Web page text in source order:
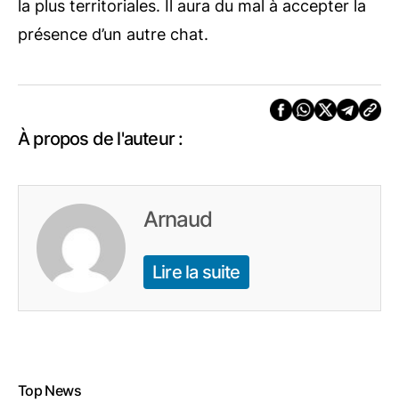
la plus territoriales. Il aura du mal à accepter la
présence d’un autre chat.
À propos de l'auteur :
Arnaud
Lire la suite
Top News